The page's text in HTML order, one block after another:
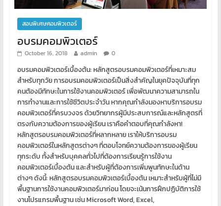
สอนพิเศษคอมพิวเตอร์
อบรมคอมพิวเตอร์
October 16, 2018 admin 0
อบรมคอมพิวเตอร์เบื้องต้น: หลักสูตรอบรมคอมพิวเตอร์ที่เหมาะสม
สำหรับทุกวัย การอบรมคอมพิวเตอร์เป็นสิ่งสำคัญในยุคปัจจุบันที่ทุก
คนต้องมีทักษะในการใช้งานคอมพิวเตอร์ เพื่อพัฒนาความสามารถใน
การทำงานและการใช้ชีวิตประจำวัน หากคุณกำลังมองหาบริการอบรม
คอมพิวเตอร์ที่ครบวงจร ด้วยวิทยากรผู้มีประสบการณ์และหลักสูตรที่
ตรงกับความต้องการของผู้เรียน เราคือคำตอบที่คุณกำลังหา!
หลักสูตรอบรมคอมพิวเตอร์ที่หลากหลาย เราให้บริการอบรม
คอมพิวเตอร์ในหลักสูตรต่างๆ ที่ตอบโจทย์ความต้องการของผู้เรียน
ทุกระดับ ทั้งสำหรับบุคคลทั่วไปที่ต้องการเรียนรู้การใช้งาน
คอมพิวเตอร์เบื้องต้น และสำหรับผู้ที่ต้องการเพิ่มพูนทักษะในด้าน
ต่างๆ ดังนี้: หลักสูตรอบรมคอมพิวเตอร์เบื้องต้น เหมาะสำหรับผู้ที่ไม่มี
พื้นฐานการใช้งานคอมพิวเตอร์มาก่อน โดยจะเน้นการฝึกปฏิบัติการใช้
งานโปรแกรมพื้นฐาน เช่น Microsoft Word, Excel,